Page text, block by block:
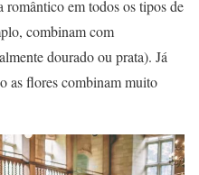
romântico em todos os tipos de
combinam com
dourado ou prata). Já
as flores combinam muito